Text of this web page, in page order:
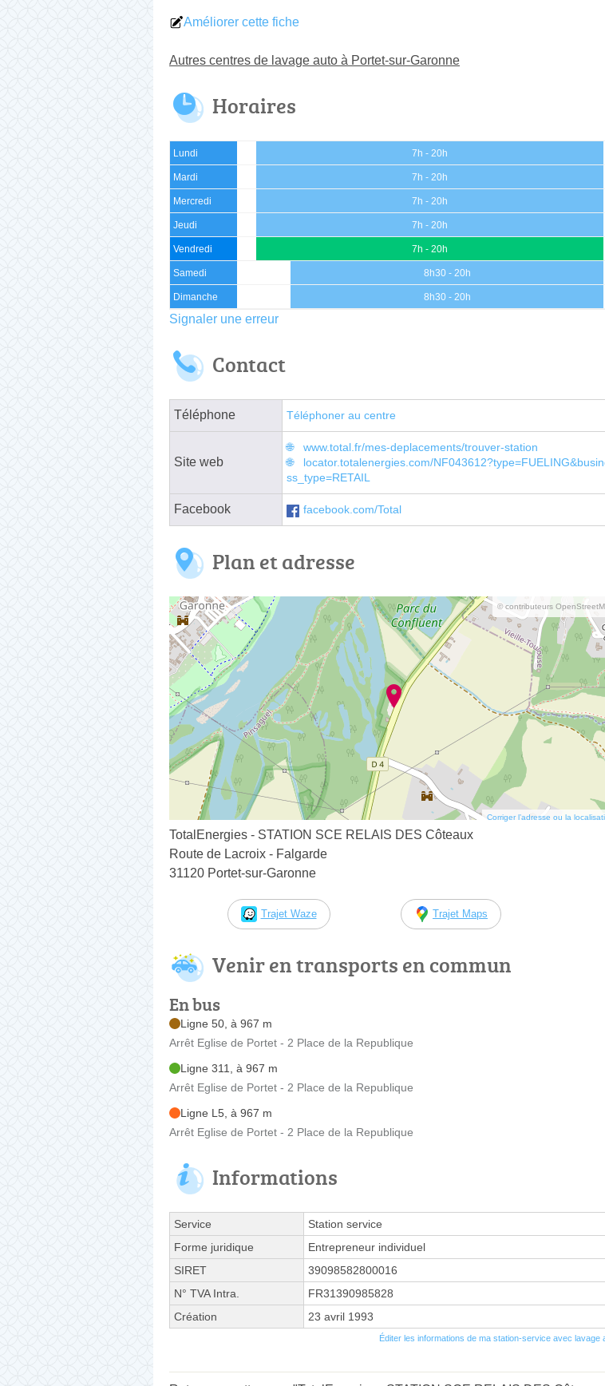
Améliorer cette fiche
Autres centres de lavage auto à Portet-sur-Garonne
Horaires
Lundi 7h - 20h
Mardi 7h - 20h
Mercredi 7h - 20h
Jeudi 7h - 20h
Vendredi 7h - 20h
Samedi 8h30 - 20h
Dimanche 8h30 - 20h
Signaler une erreur
Contact
Téléphone Téléphoner au centre
Site web
www.total.fr/mes-deplacements/trouver-station
locator.totalenergies.com/
ss_type=RETAIL
Facebook facebook.com/Total
Plan et adresse
© contributeurs
Corriger l’adresse ou la
TotalEnergies - STATION SCE RELAIS DES Côteaux
Route de Lacroix - Falgarde
31120 Portet-sur-Garonne
Trajet Waze Trajet Maps
Venir en transports en commun
En bus
Ligne 50, à 967 m
Arrêt Eglise de Portet - 2 Place de la Republique
Ligne 311, à 967 m
Arrêt Eglise de Portet - 2 Place de la Republique
Ligne L5, à 967 m
Arrêt Eglise de Portet - 2 Place de la Republique
Informations
Service
Station service
Forme juridique
Entrepreneur individuel
SIRET
39098582800016
N° TVA Intra.
FR31390985828
Création
23 avril 1993
Éditer les informations de ma station-service avec lavage